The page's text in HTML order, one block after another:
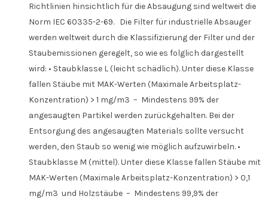
Richtlinien hinsichtlich für die Absaugung sind weltweit die
Norm IEC 60335-2-69. Die Filter für industrielle Absauger
werden weltweit durch die Klassifizierung der Filter und der
Staubemissionen geregelt, so wie es folglich dargestellt
wird: • Staubklasse L (leicht schädlich). Unter diese Klasse
fallen Stäube mit MAK-Werten (Maximale Arbeitsplatz-
Konzentration) > 1 mg/m3 – Mindestens 99% der
angesaugten Partikel werden zurückgehalten. Bei der
Entsorgung des angesaugten Materials sollte versucht
werden, den Staub so wenig wie möglich aufzuwirbeln. •
Staubklasse M (mittel). Unter diese Klasse fallen Stäube mit
MAK-Werten (Maximale Arbeitsplatz-Konzentration) > 0,1
mg/m3 und Holzstäube – Mindestens 99,9% der